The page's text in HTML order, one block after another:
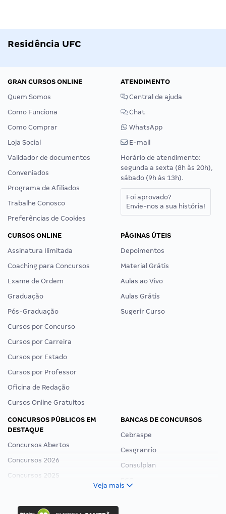
Residência UFC
GRAN CURSOS ONLINE
Quem Somos
Como Funciona
Como Comprar
Loja Social
Validador de documentos
Conveniados
Programa de Afiliados
Trabalhe Conosco
Preferências de Cookies
ATENDIMENTO
Central de ajuda
Chat
WhatsApp
E-mail
Horário de atendimento:
segunda a sexta (8h às 20h),
sábado (9h às 13h).
Foi aprovado?
Envie-nos a sua história!
CURSOS ONLINE
Assinatura Ilimitada
Coaching para Concursos
Exame de Ordem
Graduação
Pós-Graduação
Cursos por Concurso
Cursos por Carreira
Cursos por Estado
Cursos por Professor
Oficina de Redação
Cursos Online Gratuitos
PÁGINAS ÚTEIS
Depoimentos
Material Grátis
Aulas ao Vivo
Aulas Grátis
Sugerir Curso
CONCURSOS PÚBLICOS EM
DESTAQUE
Concursos Abertos
Concursos 2026
Concursos 2025
Concurso Ibama
BANCAS DE CONCURSOS
Cebraspe
Cesgranrio
Consulplan
Veja mais